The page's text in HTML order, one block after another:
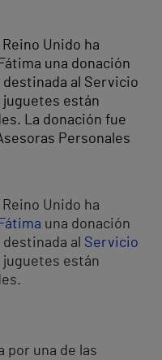
Unido ha
una donación
destinada al Servicio
juguetes están
La donación fue
Personales
Reino Unido ha
una donación
al Servicio
juguetes están
por una de las